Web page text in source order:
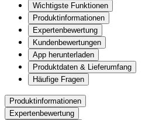
Wichtigste Funktionen
Produktinformationen
Expertenbewertung
Kundenbewertungen
App herunterladen
Produktdaten & Lieferumfang
Häufige Fragen
Produktinformationen
Expertenbewertung